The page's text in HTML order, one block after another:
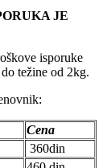
JE
isporuke
težine od 2kg.
Cena
360din